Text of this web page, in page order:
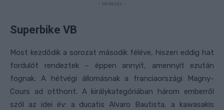
- Hirdetés -
Superbike VB
Most kezdődik a sorozat második féléve, hiszen eddig hat
fordulót rendeztek – éppen annyit, amennyit ezután
fognak. A hétvégi állomásnak a franciaországi Magny-
Cours ad otthont. A királykategóriában három emberről
szól az idei év: a ducatis Alvaro Bautista, a kawasakis